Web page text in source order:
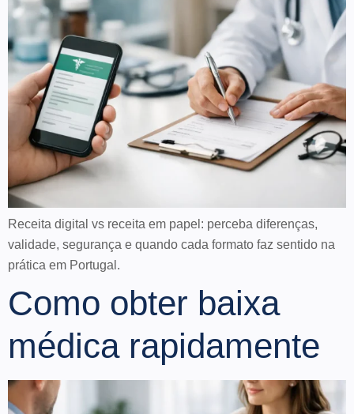
Receita digital vs receita em papel: perceba diferenças,
validade, segurança e quando cada formato faz sentido na
prática em Portugal.
Como obter baixa
médica rapidamente